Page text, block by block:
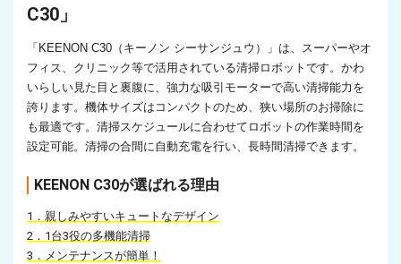
C30」
「KEENON C30（キーノン シーサンジュウ）」は、スーパーやオ
フィス、クリニック等で活用されている清掃ロボットです。かわ
いらしい見た目と裏腹に、強力な吸引モーターで高い清掃能力を
誇ります。機体サイズはコンパクトのため、狭い場所のお掃除に
も最適です。清掃スケジュールに合わせてロボットの作業時間を
設定可能。清掃の合間に自動充電を行い、長時間清掃できます。
KEENON C30が選ばれる理由
1．親しみやすいキュートなデザイン
2．1台3役の多機能清掃
3．メンテナンスが簡単！